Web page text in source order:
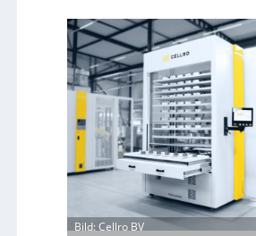
c
h
n
i
s
c
h
e
r
Ü
b
Bild: Cellro BV